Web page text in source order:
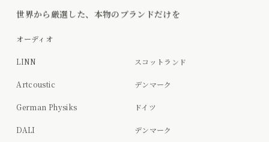
世界から厳選した、本物のブランドだけを
オーディオ
LINN スコットランド
Artcoustic デンマーク
German Physiks ドイツ
DALI デンマーク